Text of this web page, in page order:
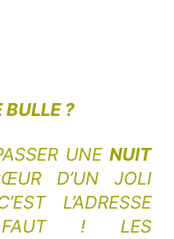
BULLE ?
UNENUIT
D’UN JOLI
L’ADRESSE
FAUT ! LES